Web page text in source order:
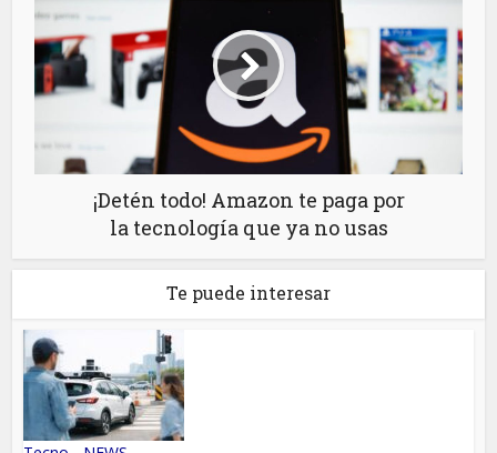
¡Detén todo! Amazon te paga por
la tecnología que ya no usas
Te puede interesar